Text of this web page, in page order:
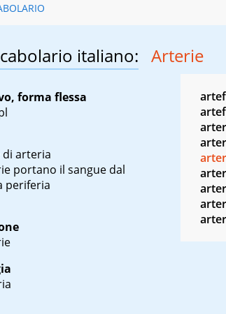
italiano: Arterie
forma flessa
arteria
portano il sangue dal
periferia